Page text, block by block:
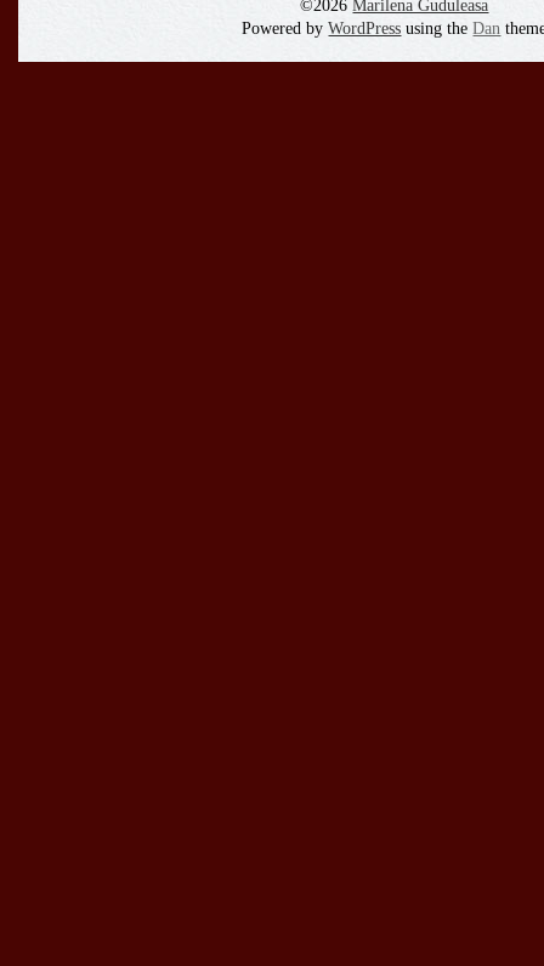
©2026Marilena Guduleasa
Powered byWordPress using theDan